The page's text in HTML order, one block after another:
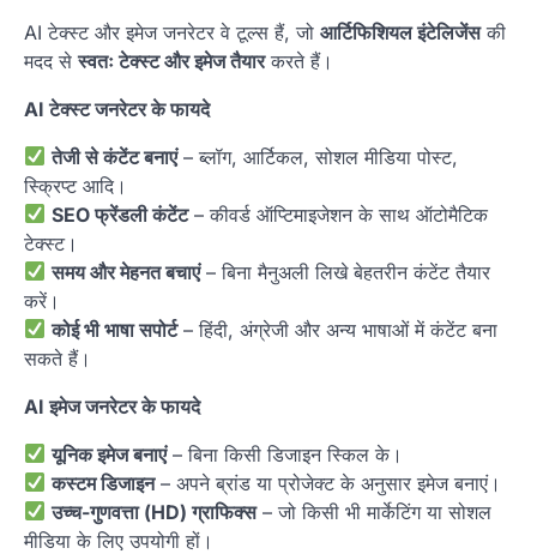
AI टेक्स्ट और इमेज जनरेटर वे टूल्स हैं, जो आर्टिफिशियल इंटेलिजेंसकी
मदद सेस्वतः टेक्स्ट और इमेज तैयारकरते हैं।
AI टेक्स्ट जनरेटर के फायदे
तेजी से कंटेंट बनाएं– ब्लॉग, आर्टिकल, सोशल मीडिया पोस्ट,
स्क्रिप्ट आदि।
SEO फ्रेंडली कंटेंट– कीवर्ड ऑप्टिमाइजेशन के साथ ऑटोमैटिक
टेक्स्ट।
समय और मेहनत बचाएं– बिना मैनुअली लिखे बेहतरीन कंटेंट तैयार
करें।
कोई भी भाषा सपोर्ट– हिंदी, अंग्रेजी और अन्य भाषाओं में कंटेंट बना
सकते हैं।
AI इमेज जनरेटर के फायदे
यूनिक इमेज बनाएं– बिना किसी डिजाइन स्किल के।
कस्टम डिजाइन– अपने ब्रांड या प्रोजेक्ट के अनुसार इमेज बनाएं।
उच्च-गुणवत्ता (HD) ग्राफिक्स– जो किसी भी मार्केटिंग या सोशल
मीडिया के लिए उपयोगी हों।